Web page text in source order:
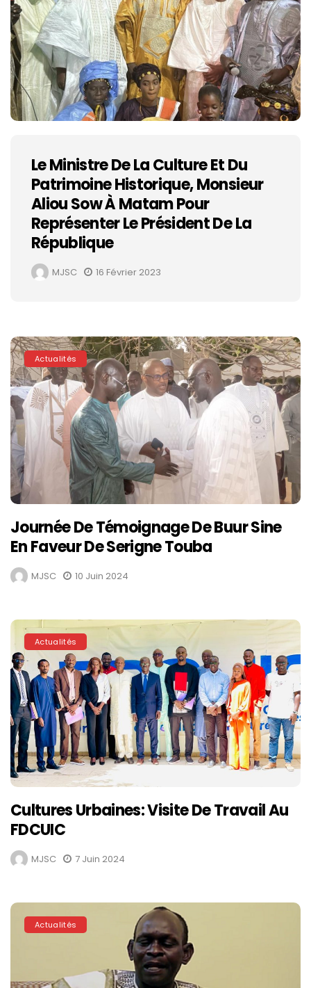
Le Ministre De La Culture Et Du
Patrimoine Historique, Monsieur
Aliou Sow À Matam Pour
Représenter Le Président De La
République
MJSC 16 Février 2023
Actualités
Journée De Témoignage De Buur Sine
En Faveur De Serigne Touba
MJSC 10 Juin 2024
Actualités
Cultures Urbaines: Visite De Travail Au
FDCUIC
MJSC 7 Juin 2024
Actualités